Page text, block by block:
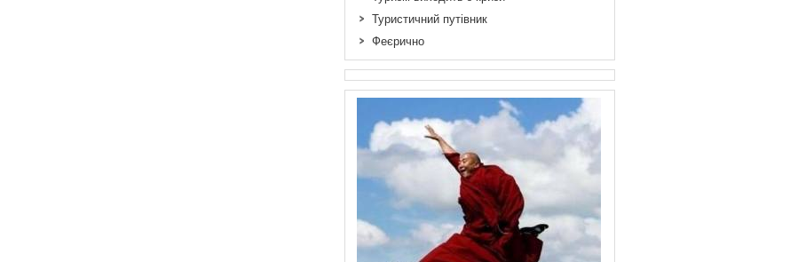
Туристичний путівник
Феєрично